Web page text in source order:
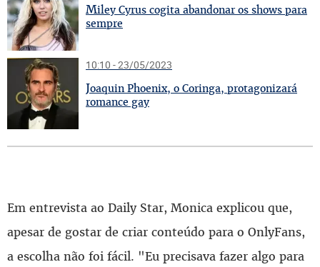
Miley Cyrus cogita abandonar os shows para
sempre
10:10 - 23/05/2023
Joaquin Phoenix, o Coringa, protagonizará
romance gay
Em entrevista ao Daily Star, Monica explicou que,
apesar de gostar de criar conteúdo para o OnlyFans,
a escolha não foi fácil. "Eu precisava fazer algo para